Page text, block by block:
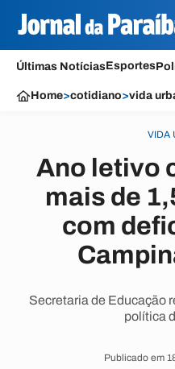
Últimas NotíciasEsportes
Home>cotidiano>vida
VIDA
Ano letivo
mais de
com
Secretaria de Educação
política
Publicado em